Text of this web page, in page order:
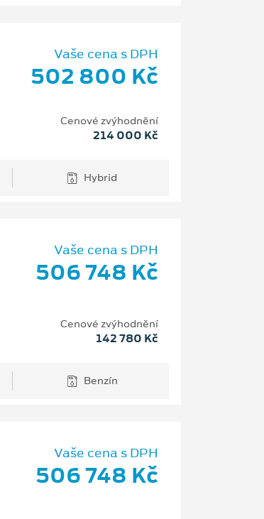
Vaše cena s DPH
502 800 Kč
Cenové zvýhodnění
214 000 Kč
Hybrid
Vaše cena s DPH
506 748 Kč
Cenové zvýhodnění
142 780 Kč
Benzín
Vaše cena s DPH
506 748 Kč